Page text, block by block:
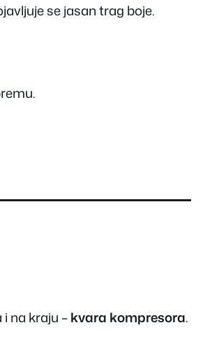
se jasan trag boje.
na kraju –kvara kompresora.